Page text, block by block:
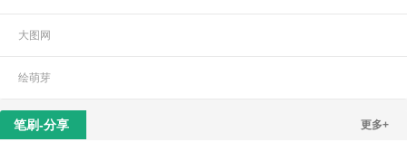
大图网
绘萌芽
笔刷-分享 更多+